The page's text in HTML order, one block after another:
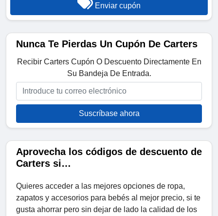
Enviar cupón
Nunca Te Pierdas Un Cupón De Carters
Recibir Carters Cupón O Descuento Directamente En
Su Bandeja De Entrada.
Suscríbase ahora
Aprovecha los códigos de descuento de
Carters si…
Quieres acceder a las mejores opciones de ropa,
zapatos y accesorios para bebés al mejor precio, si te
gusta ahorrar pero sin dejar de lado la calidad de los